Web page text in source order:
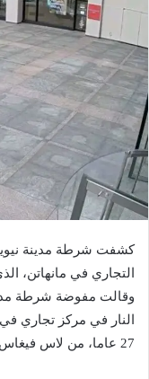
كشفت شرطة مدينة
التجاري في مانهاتن، الذي أودى بحياة
وقالت مفوضة شرطة
النار في مركز تجاري في
27 عاما، من لاس فيغاس، وكان يعاني من مرض نفسي.